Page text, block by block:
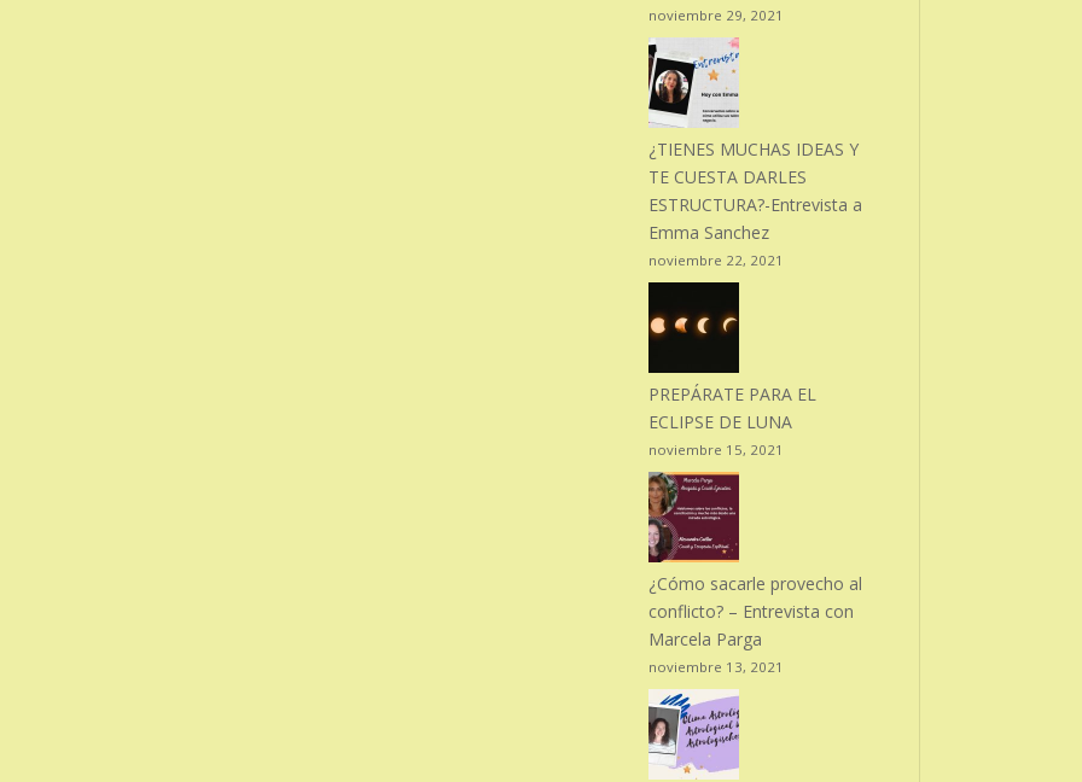
noviembre 29, 2021
¿TIENES MUCHAS IDEAS Y
TE CUESTA DARLES
ESTRUCTURA?-Entrevista a
Emma Sanchez
noviembre 22, 2021
PREPÁRATE PARA EL
ECLIPSE DE LUNA
noviembre 15, 2021
¿Cómo sacarle provecho al
conflicto? – Entrevista con
Marcela Parga
noviembre 13, 2021